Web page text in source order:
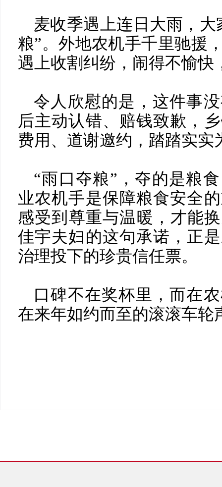
麦收季遇上连日大雨，
粮”。外地农机手千里驰援
遇上收割纠纷，闹得不愉快
令人欣慰的是，这件事
后主动认错、赔钱致歉，
费用、道谢邀约，踏踏实实
“雨口夺粮”，夺的是粮
业农机手是保障粮食安全
感受到尊重与温暖，才能
佳宇夫妇的这句承诺，正
治理投下的珍贵信任票。
口碑不在奖杯里，而在
在来年如约而至的滚滚车轮